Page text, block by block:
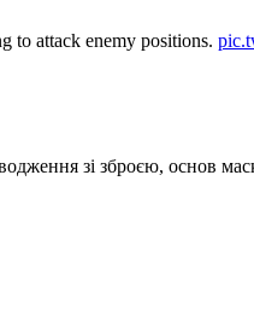
to attack enemy positions.
зі зброєю, основ